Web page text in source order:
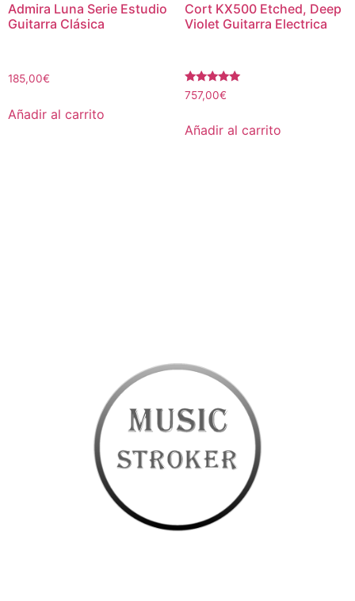
Admira Luna Serie Estudio
Guitarra Clásica
185,00€
Añadir al carrito
Cort KX500 Etched, Deep
Violet Guitarra Electrica
Valorado
con
757,00€
Añadir al carrito